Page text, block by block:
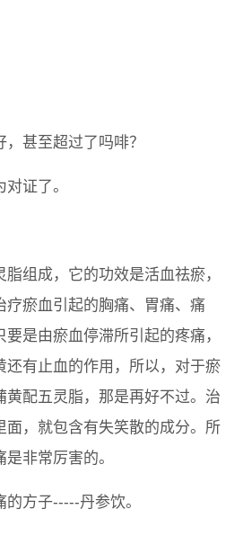
甚至超过了吗啡？
证了。
组成，它的功效是活血祛瘀，
疗瘀血引起的胸痛、胃痛、痛
是由瘀血停滞所引起的疼痛，
还有止血的作用，所以，对于瘀
黄配五灵脂，那是再好不过。治
面，就包含有失笑散的成分。所
非常厉害的。
方子-----丹参饮。